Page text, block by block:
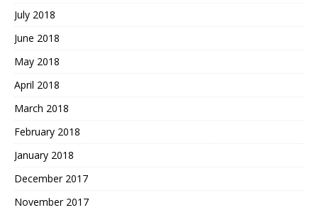
July 2018
June 2018
May 2018
April 2018
March 2018
February 2018
January 2018
December 2017
November 2017